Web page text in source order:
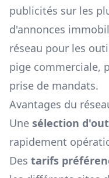
publicités sur les
d'annonces
réseau pour les
pige commerciale,
prise de mandats.
Avantages du
Une sélection
rapidement
Des tarifs